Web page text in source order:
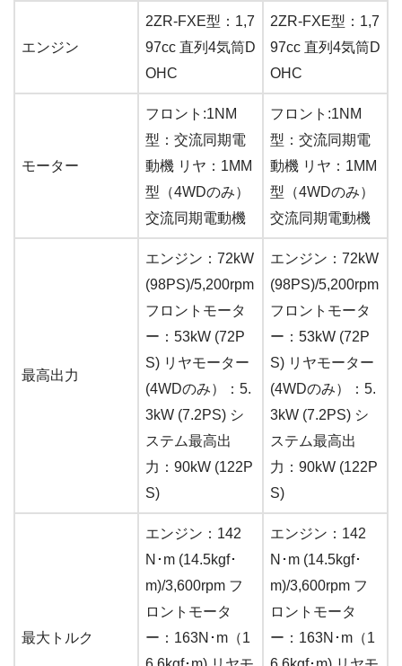
エンジン
2ZR-FXE型：1,7
97cc 直列4気筒D
OHC
2ZR-FXE型：1,7
97cc 直列4気筒D
OHC
モーター
フロント:1NM
型：交流同期電
動機 リヤ：1MM
型（4WDのみ）
交流同期電動機
フロント:1NM
型：交流同期電
動機 リヤ：1MM
型（4WDのみ）
交流同期電動機
最高出力
エンジン：72kW
(98PS)/5,200rpm
フロントモータ
ー：53kW (72P
S) リヤモーター
(4WDのみ）：5.
3kW (7.2PS) シ
ステム最高出
力：90kW (122P
S)
エンジン：72kW
(98PS)/5,200rpm
フロントモータ
ー：53kW (72P
S) リヤモーター
(4WDのみ）：5.
3kW (7.2PS) シ
ステム最高出
力：90kW (122P
S)
最大トルク
エンジン：142
N･m (14.5kgf･
m)/3,600rpm フ
ロントモータ
ー：163N･m（1
エンジン：142
N･m (14.5kgf･
m)/3,600rpm フ
ロントモータ
ー：163N･m（1